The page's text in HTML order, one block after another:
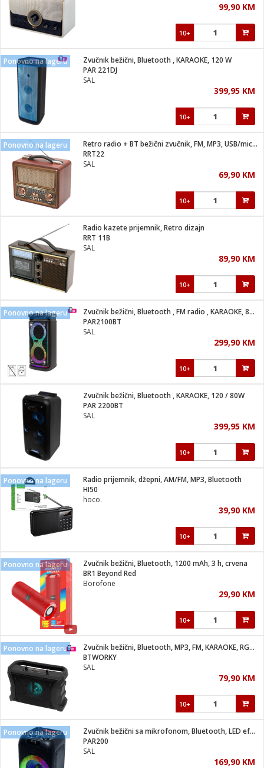
99,90 KM
10+
Ponovno na lageru
Zvučnik bežični, Bluetooth , KARAOKE, 120 W
PAR 221DJ
SAL
399,95 KM
10+
Ponovno na lageru
Retro radio + BT bežični zvučnik, FM, MP3, USB/microSD
RRT22
SAL
69,90 KM
10+
Radio kazete prijemnik, Retro dizajn
RRT 11B
SAL
89,90 KM
10+
Ponovno na lageru
Zvučnik bežični, Bluetooth , FM radio , KARAOKE, 80W
PAR2100BT
SAL
299,90 KM
10+
Zvučnik bežični, Bluetooth , KARAOKE, 120 / 80W
PAR 2200BT
SAL
399,95 KM
10+
Ponovno na lageru
Radio prijemnik, džepni, AM/FM, MP3, Bluetooth
HI50
hoco.
39,90 KM
10+
Ponovno na lageru
Zvučnik bežični, Bluetooth, 1200 mAh, 3 h, crvena
BR1 Beyond Red
Borofone
29,90 KM
10+
Ponovno na lageru
Zvučnik bežični, Bluetooth, MP3, FM, KARAOKE, RGB, 8W
BTWORKY
SAL
79,90 KM
10+
Ponovno na lageru
Zvučnik bežični sa mikrofonom, Bluetooth, LED efekti, 50W
PAR200
SAL
169,90 KM